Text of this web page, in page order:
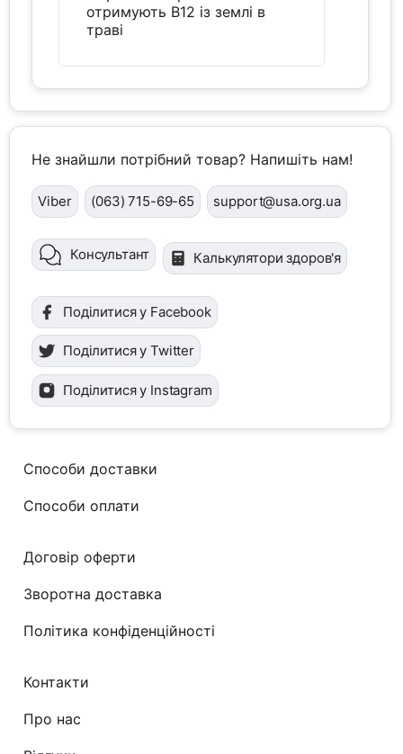
отримують B12 із землі в
траві
Не знайшли потрібний товар? Напишіть нам!
Viber (063) 715-69-65 support@usa.org.ua
Консультант Калькулятори здоров'я
Поділитися у Facebook
Поділитися у Twitter
Поділитися у Instagram
Способи доставки
Способи оплати
Договір оферти
Зворотна доставка
Політика конфіденційності
Контакти
Про нас